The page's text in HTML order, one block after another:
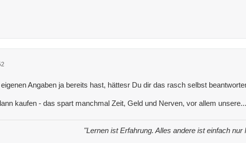
Angaben ja bereits hast, hättesr Du dir das rasch selbst
kaufen - das spart manchmal Zeit, Geld und Nerven, vor allem unsere...
"Lernen ist Erfahrung. Alles andere ist einfach nur